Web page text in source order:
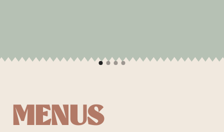
MENUS